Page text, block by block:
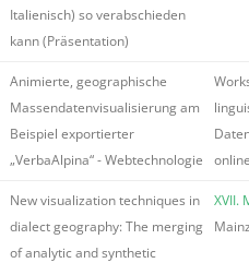
Italienisch) so verabschieden
kann (Präsentation)
Animierte, geographische
Massendatenvisualisierung am
Beispiel exportierter
„VerbaAlpina“ - Webtechnologie
New visualization techniques in
dialect geography: The merging
of analytic and synthetic
XVII.